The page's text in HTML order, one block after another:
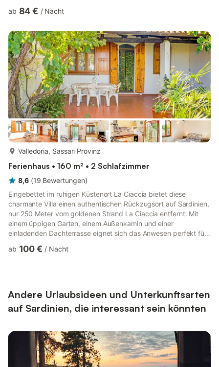
Klimaanlage und Kabel-TV. Draußen erwartet Sie ein privater
Schatten – perfekt für Mahlzeiten im Freien oder zum
Entspannen am Gemeinschaftspool. Der Naturstrand Punta
Molara ist ca. 600 Meter entfer...
ab 84 € / Nacht
Valledoria, Sassari Provinz
Ferienhaus • 160 m² • 2 Schlafzimmer
8,6 (19 Bewertungen)
Eingebettet im ruhigen Küstenort La Ciaccia bietet diese
charmante Villa einen authentischen Rückzugsort auf Sardinien,
nur 250 Meter vom goldenen Strand La Ciaccia entfernt. Mit
einem üppigen Garten, einem Außenkamin und einer
einladenden Dachterrasse eignet sich das Anwesen perfekt für
Nachmittage mit Familie und Freunden. Heizen Sie den Grill an,
in fußläufiger Entfern...
ab 100 € / Nacht
Andere Urlaubsideen und Unterkunftsarten
auf Sardinien, die interessant sein könnten